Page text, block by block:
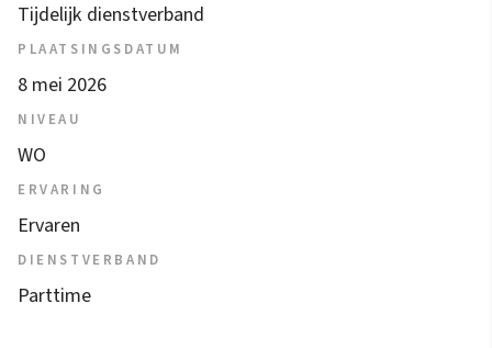
Tijdelijk dienstverband
PLAATSINGSDATUM
8 mei 2026
NIVEAU
WO
ERVARING
Ervaren
DIENSTVERBAND
Parttime